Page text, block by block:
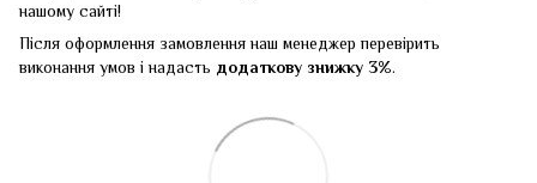
нашому сайті!
Після оформлення замовлення наш менеджер перевірить
виконання умов і надасть додаткову знижку 3%.